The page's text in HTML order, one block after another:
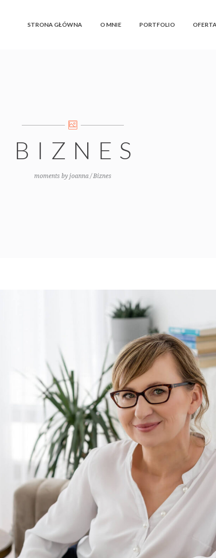
STRONA GŁÓWNA O MNIE PORTFOLIO
BIZNES
moments by joanna /Biznes